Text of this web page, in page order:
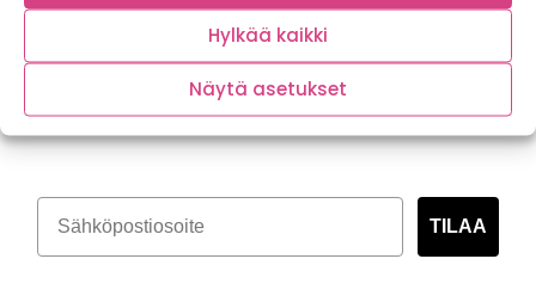
Hylkää kaikki
Näytä asetukset
Tilaa kasvispitoinen uutiskirje
TILAA